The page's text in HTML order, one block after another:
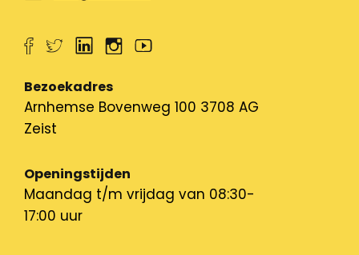
Bezoekadres
Arnhemse Bovenweg 100 3708 AG
Zeist
Openingstijden
Maandag t/m vrijdag van 08:30-
17:00 uur